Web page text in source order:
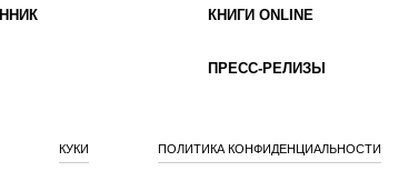
КНИГИ ONLINE
ПРЕСС-РЕЛИЗЫ
КУКИ ПОЛИТИКА КОНФИДЕНЦИАЛЬНОСТИ